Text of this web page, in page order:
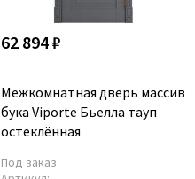
62 894 ₽
Межкомнатная дверь массив
бука Viporte Бьелла тауп
остеклённая
Под заказ